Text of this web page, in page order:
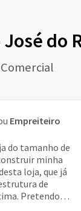
do
Empreiteiro
do tamanho de
minha
loja, que já
de
Pretendo